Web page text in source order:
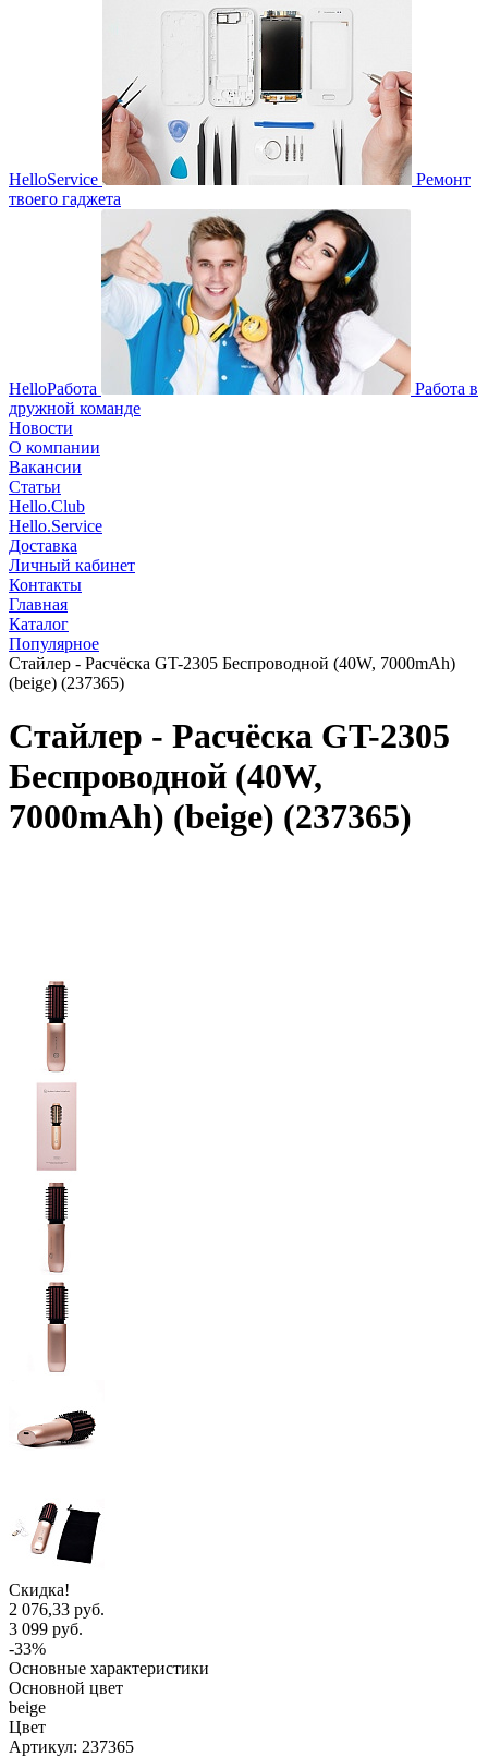
HelloService
Ремонт
твоего гаджета
HelloРабота
Работа в
дружной команде
Новости
О компании
Вакансии
Статьи
Hello.Club
Hello.Service
Доставка
Личный кабинет
Контакты
Главная
Каталог
Популярное
Стайлер - Расчёска GT-2305 Беспроводной (40W, 7000mAh)
(beige) (237365)
Стайлер - Расчёска GT-2305
Беспроводной (40W,
7000mAh) (beige) (237365)
Скидка!
2 076,33 руб.
3 099 руб.
-33%
Основные характеристики
Основной цвет
beige
Цвет
Артикул: 237365